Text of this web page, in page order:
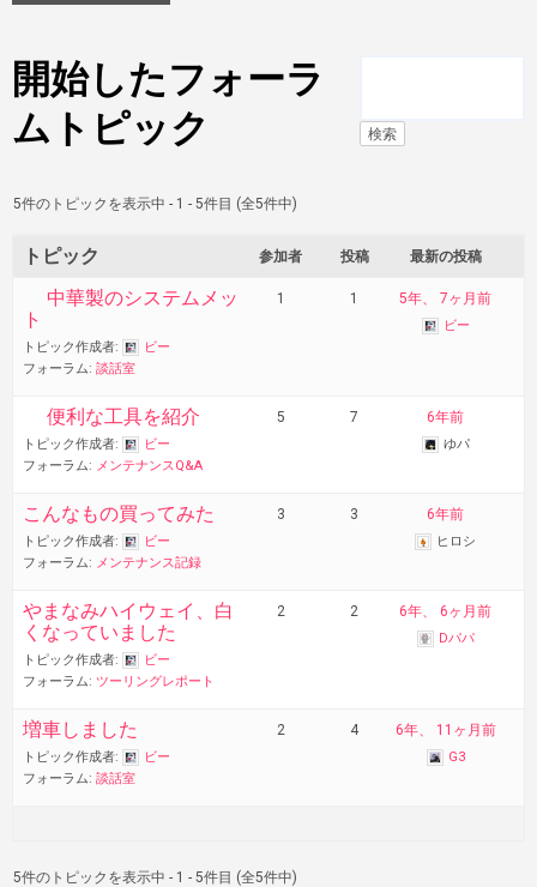
開始したフォーラ
ムトピック
5件のトピックを表示中 - 1 - 5件目 (全5件中)
トピック 参加者 投稿 最新の投稿
中華製のシステムメッ
ト
トピック作成者:
ビー
フォーラム: 談話室
1 1 5年、 7ヶ月前
ビー
便利な工具を紹介
トピック作成者:
ビー
フォーラム: メンテナンスQ&A
5 7 6年前
ゆパ
こんなもの買ってみた
トピック作成者:
ビー
フォーラム: メンテナンス記録
3 3 6年前
ヒロシ
やまなみハイウェイ、白
くなっていました
トピック作成者:
ビー
フォーラム: ツーリングレポート
2 2 6年、 6ヶ月前
Dパパ
増車しました
トピック作成者:
ビー
フォーラム: 談話室
2 4 6年、 11ヶ月前
G3
5件のトピックを表示中 - 1 - 5件目 (全5件中)